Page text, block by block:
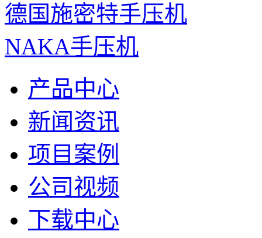
德国施密特手压机
NAKA手压机
产品中心
新闻资讯
项目案例
公司视频
下载中心